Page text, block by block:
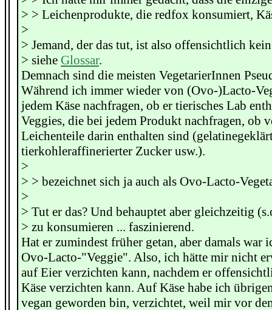
> > Leichenprodukte, die redfox konsumiert,
>
> Jemand, der das tut, ist also offensichtlich
> siehe Glossar.
Demnach sind die meisten VegetarierInnen
Während ich immer wieder von (Ovo-)Lacto-
jedem Käse nachfragen, ob er tierisches Lab
Veggies, die bei jedem Produkt nachfragen, ob
Leichenteile darin enthalten sind
tierkohleraffinerierter Zucker usw.).
>
> > bezeichnet sich ja auch als Ovo-Lacto-
>
> Tut er das? Und behauptet aber gleichzeitig
> zu konsumieren ... faszinierend.
Hat er zumindest früher getan, aber damals war
Ovo-Lacto-"Veggie". Also, ich hätte mir nicht
auf Eier verzichten kann, nachdem er
Käse verzichten kann. Auf Käse habe ich
vegan geworden bin, verzichtet, weil mir vor